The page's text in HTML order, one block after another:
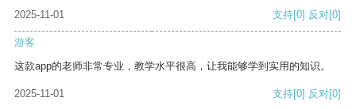
2025-11-01 支持[0] 反对[0]
游客
这款app的老师非常专业，教学水平很高，让我能够学到实用的知识。
2025-11-01 支持[0] 反对[0]